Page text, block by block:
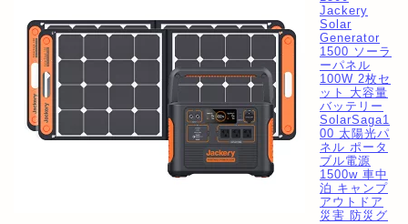
Jackery
Solar
Generator
1500 ソーラ
ーパネル
100W 2枚セ
ット 大容量
バッテリー
SolarSaga1
00 太陽光パ
ネル ポータ
ブル電源
1500w 車中
泊 キャンプ
アウトドア
災害 防災グ